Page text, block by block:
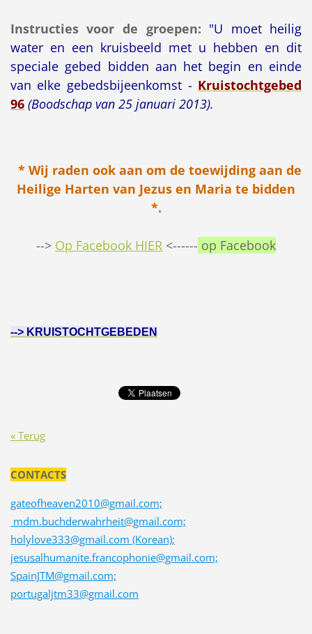
Instructies voor de groepen: "U moet heilig
water en een kruisbeeld met u hebben en dit
speciale gebed bidden aan het begin en einde
van elke gebedsbijeenkomst - Kruistochtgebed
96 (Boodschap van 25 januari 2013).
* Wij raden ook aan om de toewijding aan de
Heilige Harten van Jezus en Maria te bidden
*.
--> Op Facebook HIER <------ op Facebook
--> KRUISTOCHTGEBEDEN
« Terug
CONTACTS
gateofheaven2010@gmail.com;
mdm.buchderwahrheit@gmail.com;
holylove333@gmail.com (Korean);
jesusalhumanite.francophonie@gmail.com;
SpainJTM@gmail.com;
portugaljtm33@gmail.com